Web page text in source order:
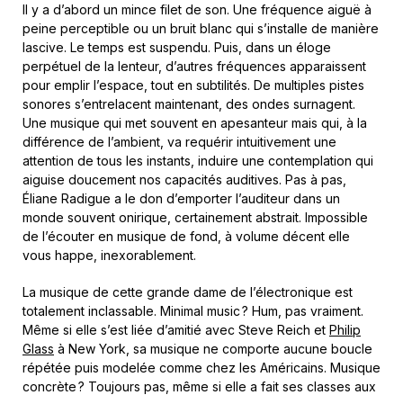
Il y a d’abord un mince filet de son. Une fréquence aiguë à
peine perceptible ou un bruit blanc qui s’installe de manière
lascive. Le temps est suspendu. Puis, dans un éloge
perpétuel de la lenteur, d’autres fréquences apparaissent
pour emplir l’espace, tout en subtilités. De multiples pistes
sonores s’entrelacent maintenant, des ondes surnagent.
Une musique qui met souvent en apesanteur mais qui, à la
différence de l’ambient, va requérir intuitivement une
attention de tous les instants, induire une contemplation qui
aiguise doucement nos capacités auditives. Pas à pas,
Éliane Radigue a le don d’emporter l’auditeur dans un
monde souvent onirique, certainement abstrait. Impossible
de l’écouter en musique de fond, à volume décent elle
vous happe, inexorablement.
La musique de cette grande dame de l’électronique est
totalement inclassable. Minimal music ? Hum, pas vraiment.
Même si elle s’est liée d’amitié avec Steve Reich et Philip
Glass à New York, sa musique ne comporte aucune boucle
répétée puis modelée comme chez les Américains. Musique
concrète ? Toujours pas, même si elle a fait ses classes aux